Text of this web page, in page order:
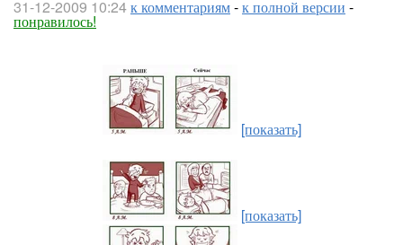
31-12-2009 10:24к комментариям-к полной версии -
понравилось!
[показать]
[показать]